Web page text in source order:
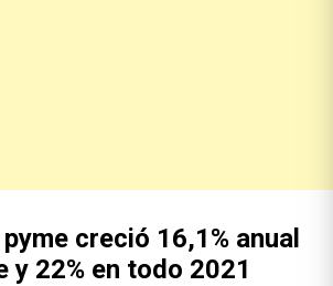
creció 16,1% anual
y 22% en todo 2021